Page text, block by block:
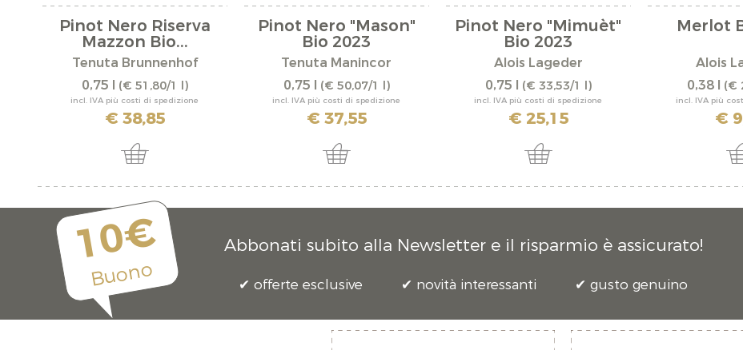
Pinot Nero Riserva
Mazzon Bio...
Tenuta Brunnenhof
0,75 l (€ 51,80/1 l)
incl. IVA più costi di spedizione
€ 38,85
Pinot Nero "Mason"
Bio 2023
Tenuta Manincor
0,75 l (€ 50,07/1 l)
incl. IVA più costi di spedizione
€ 37,55
Pinot Nero "Mimuèt"
Bio 2023
Alois Lageder
0,75 l (€ 33,53/1 l)
incl. IVA più costi di spedizione
€ 25,15
Merlot
Alois
0,38 l (€
incl. IVA più
€
10€
Buono
Abbonati subito alla Newsletter e il risparmio è assicurato!
offerte esclusive novità interessanti gusto genuino